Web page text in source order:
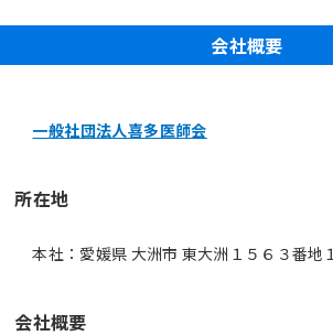
会社概要
一般社団法人喜多医師会
所在地
本社：愛媛県 大洲市 東大洲１５６３番地１
会社概要